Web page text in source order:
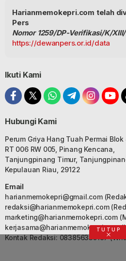
Harianmemokepri.com telah
Pers
Nomor 1259/DP-Verifikasi/K/
https://dewanpers.or.id/data
Ikuti Kami
Hubungi Kami
Perum Griya Hang Tuah Permai Blok
RT 006 RW 005, Pinang Kencana,
Tanjungpinang Timur,
Kepulauan Riau, 29122
Email
harianmemokepri@gmail.com
redaksi@harianmemokepri.com
marketing@harianmemokepri.com
kerjasama@harianmemokepri.com
Kontak Redaksi: 083856335187
TUTUP